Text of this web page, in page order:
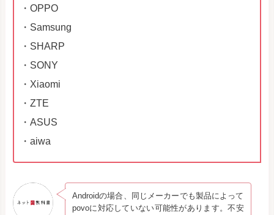
・OPPO
・Samsung
・SHARP
・SONY
・Xiaomi
・ZTE
・ASUS
・aiwa
Androidの場合、同じメーカーでも製品によって
povoに対応していない可能性があります。不安